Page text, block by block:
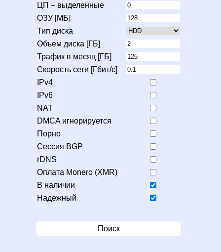
ЦП – выделенные
ОЗУ [МБ]
Тип диска
Объем диска [ГБ]
Трафик в месяц [ГБ]
Скорость сети [Гбит/с]
IPv4
IPv6
NAT
DMCA игнорируется
Порно
Сессия BGP
rDNS
Оплата Monero (XMR)
В наличии
Надежный
Поиск